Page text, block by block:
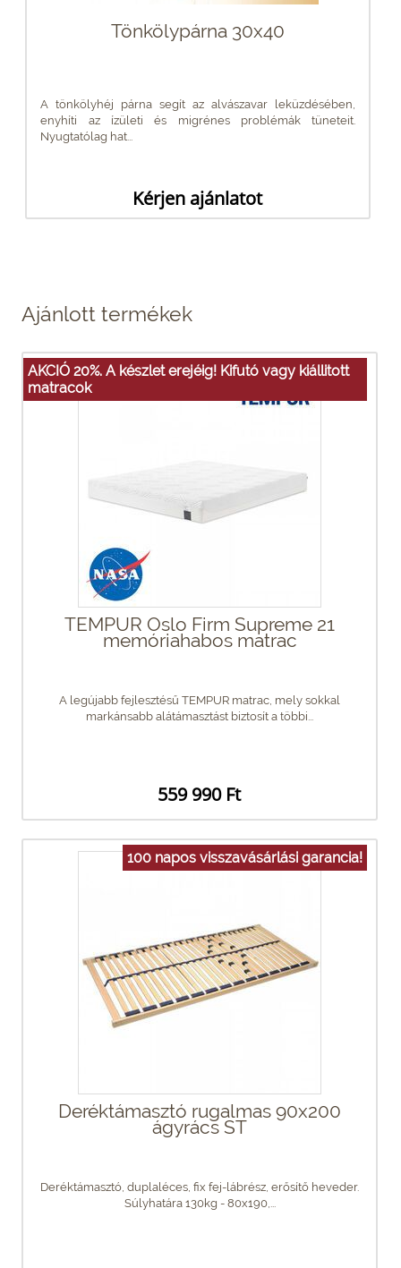
Tönkölypárna 30x40
A tönkölyhéj párna segít az alvászavar leküzdésében,
enyhíti az ízületi és migrénes problémák tüneteit.
Nyugtatólag hat...
Kérjen ajánlatot
Ajánlott termékek
AKCIÓ 20%. A készlet erejéig! Kifutó vagy kiállitott
matracok
TEMPUR Oslo Firm Supreme 21
memóriahabos matrac
A legújabb fejlesztésű TEMPUR matrac, mely sokkal
markánsabb alátámasztást biztosít a többi...
559 990 Ft
100 napos visszavásárlási garancia!
Deréktámasztó rugalmas 90x200
ágyrács ST
Deréktámasztó, duplaléces, fix fej-lábrész, erősítő heveder.
Súlyhatára 130kg - 80x190,...